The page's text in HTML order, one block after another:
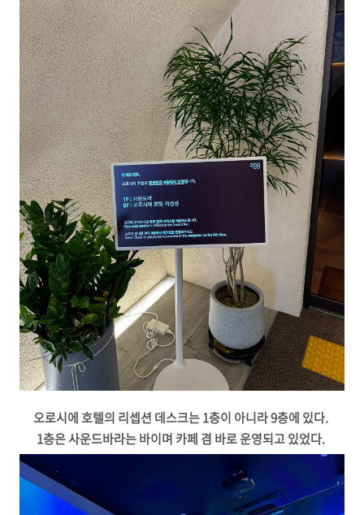
오로시에 호텔의 리셉션 데스크는 1층이 아니라 9층에 있다.
1층은 사운드바라는 바이며 카페 겸 바로 운영되고 있었다.